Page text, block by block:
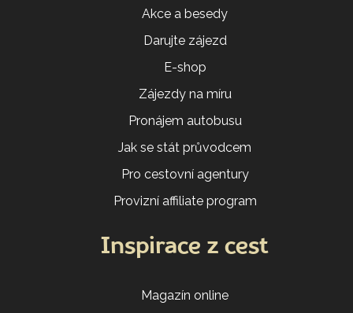
Akce a besedy
Darujte zájezd
E-shop
Zájezdy na míru
Pronájem autobusu
Jak se stát průvodcem
Pro cestovní agentury
Provizní affiliate program
Inspirace z cest
Magazín online